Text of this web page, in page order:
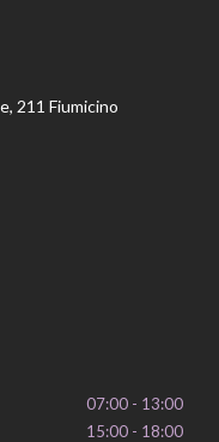
211 Fiumicino
07:00 - 13:00
15:00 - 18:00